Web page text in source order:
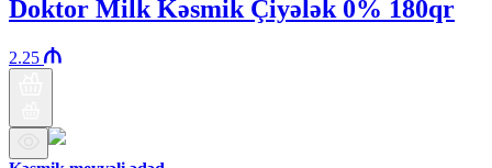
Doktor Milk Kəsmik Çiyələk 0% 180qr
2.25